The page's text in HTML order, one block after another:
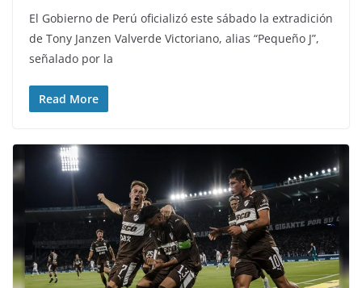
El Gobierno de Perú oficializó este sábado la extradición
de Tony Janzen Valverde Victoriano, alias “Pequeño J”,
señalado por la
Read More